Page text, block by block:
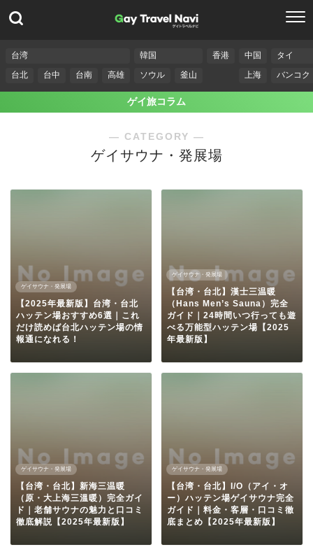
台湾
台北
台中 台南 高雄
韓国
ソウル
釜山
香港
中国
上海
タイ
バンコク
ゲイ旅コラム
― CATEGORY ―
ゲイサウナ・発展場
ゲイサウナ・発展場
【2025年最新版】台湾・台北
ハッテン場おすすめ6選｜これ
だけ読めば台北ハッテン場の情
報通になれる！
ゲイサウナ・発展場
【台湾・台北】漢士三温暖
（Hans Men’s Sauna）完全
ガイド｜24時間いつ行っても遊
べる万能型ハッテン場【2025
年最新版】
ゲイサウナ・発展場
【台湾・台北】新海三温暖
（原・大上海三溫暖）完全ガイ
ド｜老舗サウナの魅力と口コミ
徹底解説【2025年最新版】
ゲイサウナ・発展場
【台湾・台北】I/O（アイ・オ
ー）ハッテン場ゲイサウナ完全
ガイド｜料金・客層・口コミ徹
底まとめ【2025年最新版】